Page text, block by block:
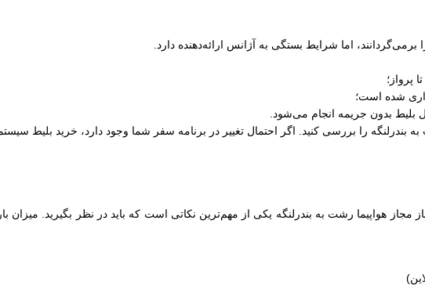
اما شرایط بستگی به آژانس ارائه‌دهنده دارد.
پرواز؛
شده است؛
بلیط بدون جریمه انجام می‌شود.
بندرلنگه را بررسی کنید. اگر احتمال تغییر در برنامه سفر شما وجود دارد، خرید بلیط
مجاز هواپیما رشت به بندرلنگه یکی از مهم‌ترین نکاتی است که باید در نظر بگیرید. میزان